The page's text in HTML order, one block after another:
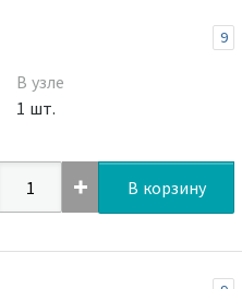
9
В узле
1 шт.
В корзину